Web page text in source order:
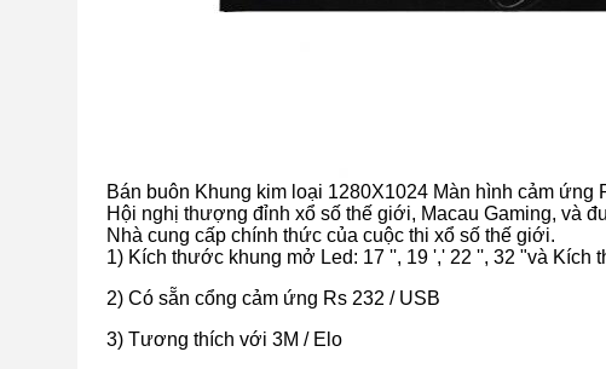
Bán buôn Khung kim loại 1280X1024 Màn hình cảm
Hội nghị thượng đỉnh xổ số thế giới, Macau Gaming, và
Nhà cung cấp chính thức của cuộc thi xổ số thế giới.
1) Kích thước khung mở Led: 17 '', 19 ',' 22 '', 32 "và Kích
2) Có sẵn cổng cảm ứng Rs 232 / USB
3) Tương thích với 3M / Elo